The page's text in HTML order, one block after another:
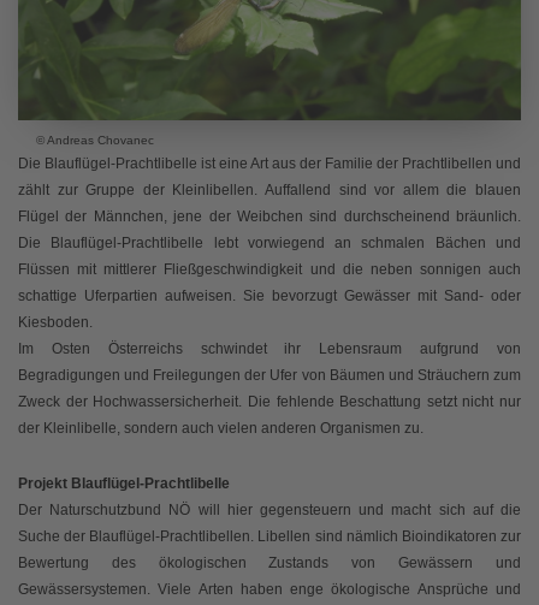
© Andreas Chovanec
Die Blauflügel-Prachtlibelle ist eine Art aus der Familie der Prachtlibellen und
zählt zur Gruppe der Kleinlibellen. Auffallend sind vor allem die blauen
Flügel der Männchen, jene der Weibchen sind durchscheinend bräunlich.
Die Blauflügel-Prachtlibelle lebt vorwiegend an schmalen Bächen und
Flüssen mit mittlerer Fließgeschwindigkeit und die neben sonnigen auch
schattige Uferpartien aufweisen. Sie bevorzugt Gewässer mit Sand- oder
Kiesboden.
Im Osten Österreichs schwindet ihr Lebensraum aufgrund von
Begradigungen und Freilegungen der Ufer von Bäumen und Sträuchern zum
Zweck der Hochwassersicherheit. Die fehlende Beschattung setzt nicht nur
der Kleinlibelle, sondern auch vielen anderen Organismen zu.
Projekt Blauflügel-Prachtlibelle
Der Naturschutzbund NÖ will hier gegensteuern und macht sich auf die
Suche der Blauflügel-Prachtlibellen. Libellen sind nämlich Bioindikatoren zur
Bewertung des ökologischen Zustands von Gewässern und
Gewässersystemen. Viele Arten haben enge ökologische Ansprüche und